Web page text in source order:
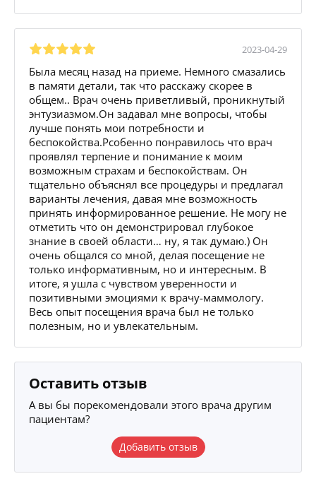
2023-04-29
Была месяц назад на приеме. Немного смазались
в памяти детали, так что расскажу скорее в
общем.. Врач очень приветливый, проникнутый
энтузиазмом.Он задавал мне вопросы, чтобы
лучше понять мои потребности и
беспокойства.Рсобенно понравилось что врач
проявлял терпение и понимание к моим
возможным страхам и беспокойствам. Он
тщательно объяснял все процедуры и предлагал
варианты лечения, давая мне возможность
принять информированное решение. Не могу не
отметить что он демонстрировал глубокое
знание в своей области… ну, я так думаю.) Он
очень общался со мной, делая посещение не
только информативным, но и интересным. В
итоге, я ушла с чувством уверенности и
позитивными эмоциями к врачу-маммологу.
Весь опыт посещения врача был не только
полезным, но и увлекательным.
Оставить отзыв
А вы бы порекомендовали этого врача другим
пациентам?
Добавить отзыв